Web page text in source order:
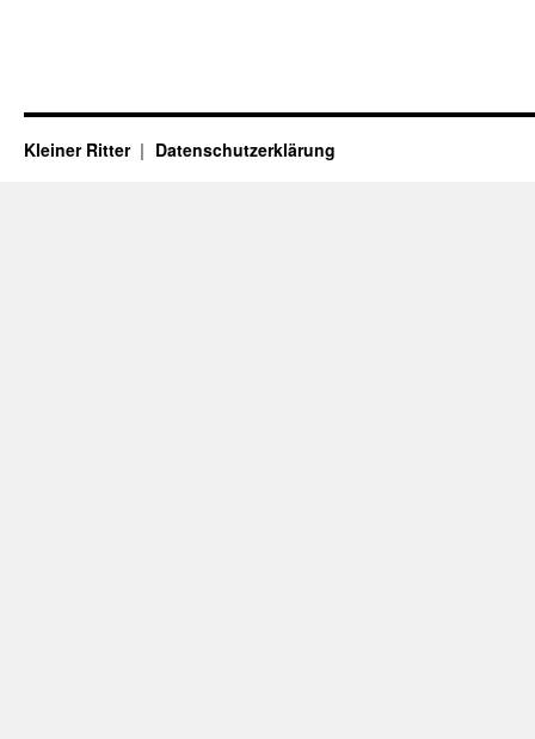
Kleiner Ritter Datenschutzerklärung